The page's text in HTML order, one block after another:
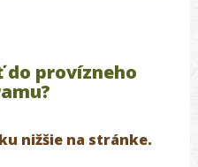
do provízneho
nižšie na stránke.